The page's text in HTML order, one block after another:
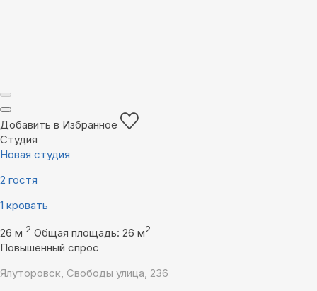
Добавить в Избранное
Студия
Новая студия
2 гостя
1 кровать
26 м 2 Общая площадь: 26 м2
Повышенный спрос
Ялуторовск, Свободы улица, 236